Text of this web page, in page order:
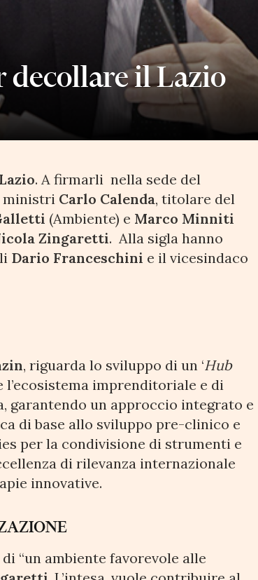
il Lazio
Lazio. A firmarli nella sede del
ministri Carlo Calenda, titolare del
(Ambiente) e Marco Minniti
Zingaretti. Alla sigla hanno
Dario Franceschini e il vicesindaco
, riguarda lo sviluppo di un ‘Hub
l’ecosistema imprenditoriale e di
un approccio integrato e
di base allo sviluppo pre-clinico e
per la condivisione di strumenti e
di rilevanza internazionale
innovative.
“un ambiente favorevole alle